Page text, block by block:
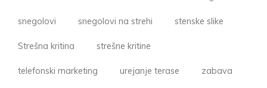
snegolovi snegolovi na strehi stenske slike
Strešna kritina strešne kritine
telefonski marketing urejanje terase zabava